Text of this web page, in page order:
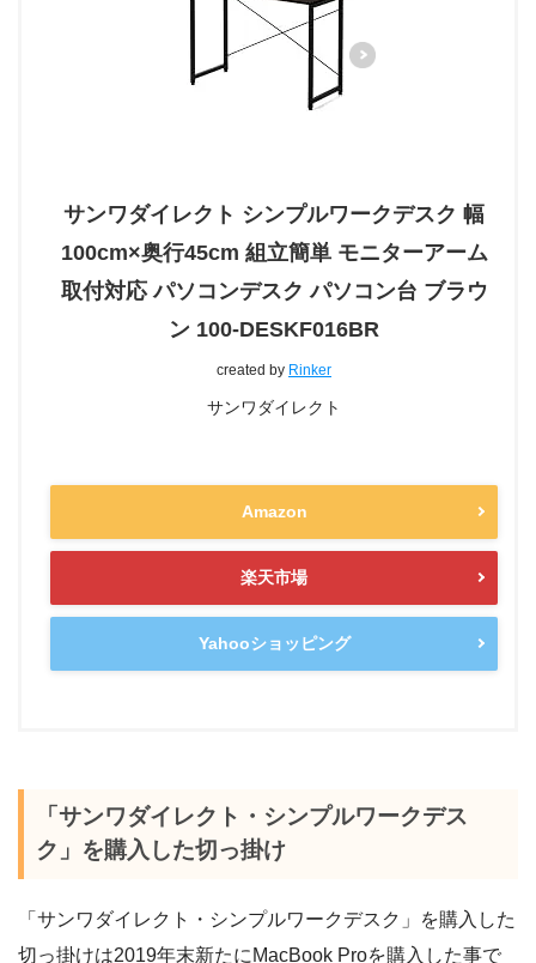
サンワダイレクト シンプルワークデスク 幅
100cm×奥行45cm 組立簡単 モニターアーム
取付対応 パソコンデスク パソコン台 ブラウ
ン 100-DESKF016BR
created by Rinker
サンワダイレクト
Amazon
楽天市場
Yahooショッピング
「サンワダイレクト・シンプルワークデス
ク」を購入した切っ掛け
「サンワダイレクト・シンプルワークデスク」を購入した
切っ掛けは2019年末新たにMacBook Proを購入した事で